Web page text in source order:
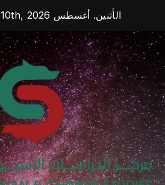
content
الأثنين. أغسطس 10th, 2026